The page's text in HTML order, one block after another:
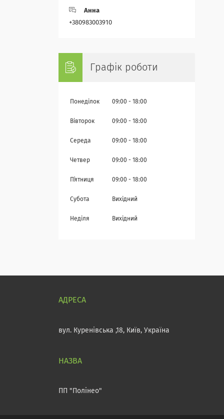
Анна
+380983003910
Графік роботи
Понеділок 09:00 18:00
Вівторок 09:00 18:00
Середа 09:00 18:00
Четвер 09:00 18:00
Пʼятниця 09:00 18:00
Субота Вихідний
Неділя Вихідний
вул. Куренівська ,18, Київ, Україна
ПП "Полінео"